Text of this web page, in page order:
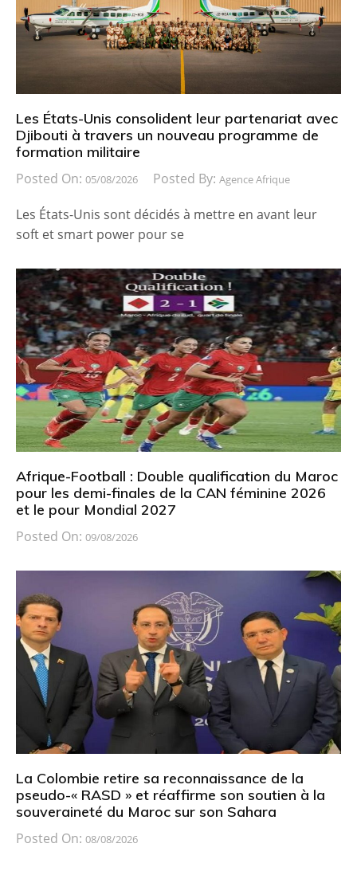
Les États-Unis consolident leur partenariat avec
Djibouti à travers un nouveau programme de
formation militaire
Posted On: 05/08/2026 Posted By: Agence Afrique
Les États-Unis sont décidés à mettre en avant leur
soft et smart power pour se
Afrique-Football : Double qualification du Maroc
pour les demi-finales de la CAN féminine 2026
et le pour Mondial 2027
Posted On: 09/08/2026
La Colombie retire sa reconnaissance de la
pseudo-« RASD » et réaffirme son soutien à la
souveraineté du Maroc sur son Sahara
Posted On: 08/08/2026